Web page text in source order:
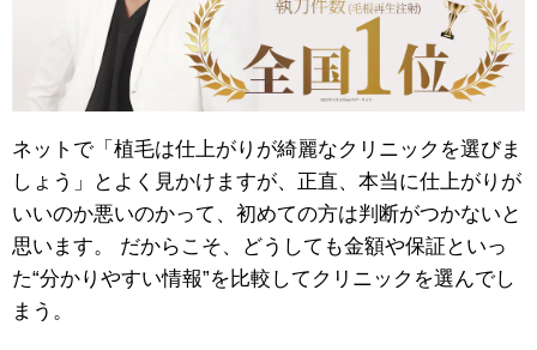
ネットで「植毛は仕上がりが綺麗なクリニックを選びま
しょう」とよく見かけますが、正直、本当に仕上がりが
いいのか悪いのかって、初めての方は判断がつかないと
思います。 だからこそ、どうしても金額や保証といっ
た“分かりやすい情報”を比較してクリニックを選んでし
まう。